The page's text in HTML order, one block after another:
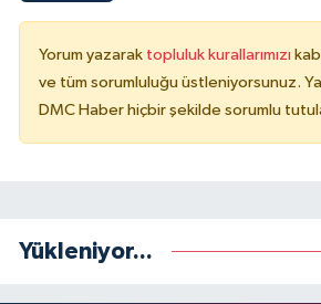
Yorum yazarak topluluk kurallarımızı
ve tüm sorumluluğu üstleniyorsunuz.
DMC Haber hiçbir şekilde sorumlu
Yükleniyor...